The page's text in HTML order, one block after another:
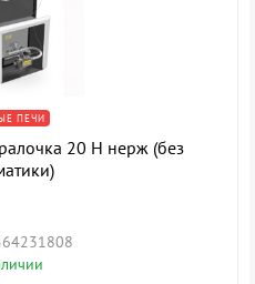
ПЕЧИ
20 Н нерж (без